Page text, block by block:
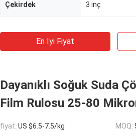
Çekirdek 3 inç
En Iyi Fiyat
Dayanıklı Soğuk Suda
Film Rulosu 25-80
fiyat: US $6.5-7.5/kg MOQ: